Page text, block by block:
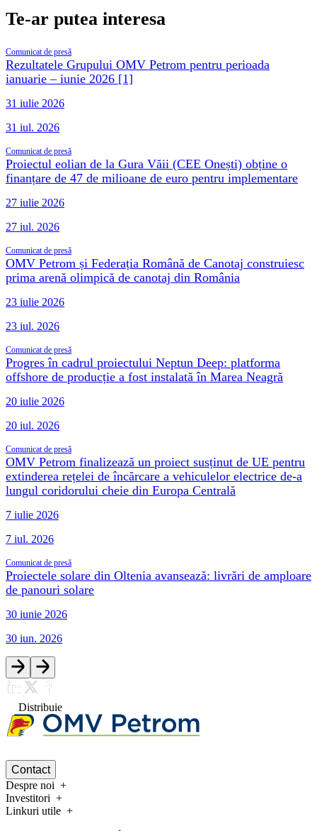
Te-ar putea interesa
Comunicat de presă
Rezultatele Grupului OMV Petrom pentru perioada
ianuarie – iunie 2026 [1]
31 iulie 2026
31 iul. 2026
Comunicat de presă
Proiectul eolian de la Gura Văii (CEE Onești) obține o
finanțare de 47 de milioane de euro pentru implementare
27 iulie 2026
27 iul. 2026
Comunicat de presă
OMV Petrom și Federația Română de Canotaj construiesc
prima arenă olimpică de canotaj din România
23 iulie 2026
23 iul. 2026
Comunicat de presă
Progres în cadrul proiectului Neptun Deep: platforma
offshore de producție a fost instalată în Marea Neagră
20 iulie 2026
20 iul. 2026
Comunicat de presă
OMV Petrom finalizează un proiect susținut de UE pentru
extinderea rețelei de încărcare a vehiculelor electrice de-a
lungul coridorului cheie din Europa Centrală
7 iulie 2026
7 iul. 2026
Comunicat de presă
Proiectele solare din Oltenia avansează: livrări de amploare
de panouri solare
30 iunie 2026
30 iun. 2026
Distribuie
Contact
Despre noi
Investitori
Linkuri utile